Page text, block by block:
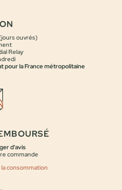
ouvrés)
Relay
pour la France métropolitaine
d'avis
commande
consommation